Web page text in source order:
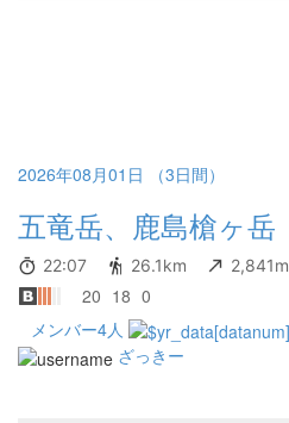
2026年08月01日 （3日間）
五竜岳、鹿島槍ヶ岳
22:07 26.1km 2,841m
20 18 0
メンバー4人
ざっきー